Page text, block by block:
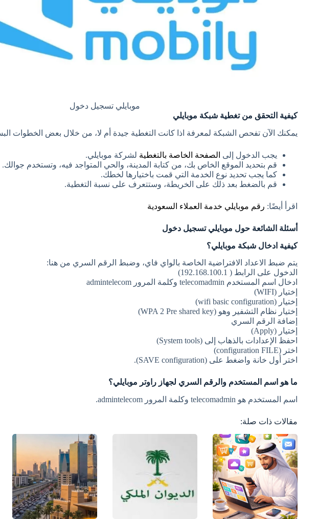
موبايلي تسجيل دخول
كيفية التحقق من تغطية شبكة موبايلي
يمكنك الآن تفحص الشبكة لمعرفة اذا كانت التغطية جيدة أم لا، من خلال بعض الخطوات
يجب الدخول إلى الصفحة الخاصة بالتغطية لشركة موبايلي.
قم بتحديد الموقع الخاص بك، من كتابة المدينة، والحي المتواجد فيه، وتستخدم جوالك.
كما يجب تحديد نوع الخدمة التي قمت باختيارها لخطك.
قم بالضغط بعد ذلك على الخريطة، وستتعرف على نسبة التغطية.
اقرأ أيضًا: رقم موبايلي خدمة العملاء السعودية
أسئلة الشائعة حول موبايلي تسجيل دخول
كيفية ادخال شبكة موبايلي؟
يتم ضبط الاعداد الافتراضية الخاصة بالواي فاي، وضبط الرقم السري من هنا:
الدخول على الرابط ( 192.168.100.1)
ادخال اسم المستخدم telecomadmin وكلمة المرور admintelecom
إختيار (WIFI)
إختيار (wifi basic configuration)
إختيار نظام التشفير وهو (WPA 2 Pre shared key)
إضافة الرقم السري
إختيار (Apply)
احفظ الإعدادات بالذهاب إلى (System tools)
اختر (configuration FILE)
اختر أول خانة واضغط على (SAVE configuration).
ما هو اسم المستخدم والرقم السري لجهاز راوتر موبايلي؟
اسم المستخدم هو telecomadmin وكلمة المرور admintelecom.
مقالات ذات صلة: